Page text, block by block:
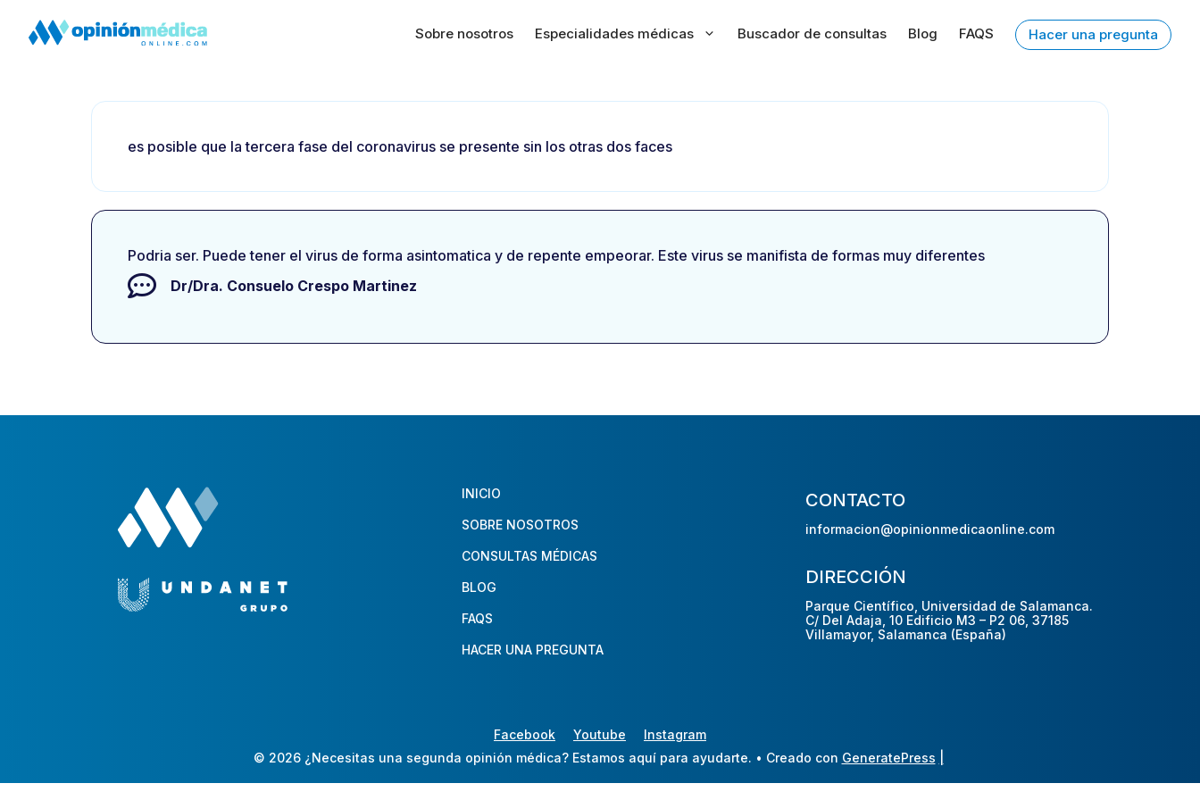
Sobre nosotros Especialidades médicas Buscador de consultas Blog FAQS Hacer una pregunta
es posible que la tercera fase del coronavirus se presente sin los otras dos faces
Podria ser. Puede tener el virus de forma asintomatica y de repente empeorar. Este virus se manifista de formas muy diferentes
Dr/Dra. Consuelo Crespo Martinez
INICIO
SOBRE NOSOTROS
CONSULTAS MÉDICAS
BLOG
FAQS
HACER UNA PREGUNTA
CONTACTO
informacion@opinionmedicaonline.com
DIRECCIÓN
Parque Científico, Universidad de Salamanca.
C/ Del Adaja, 10 Edificio M3 – P2 06, 37185
Villamayor, Salamanca (España)
Facebook Youtube
Instagram
© 2026 ¿Necesitas una segunda opinión médica? Estamos aquí para ayudarte. • Creado con GeneratePress